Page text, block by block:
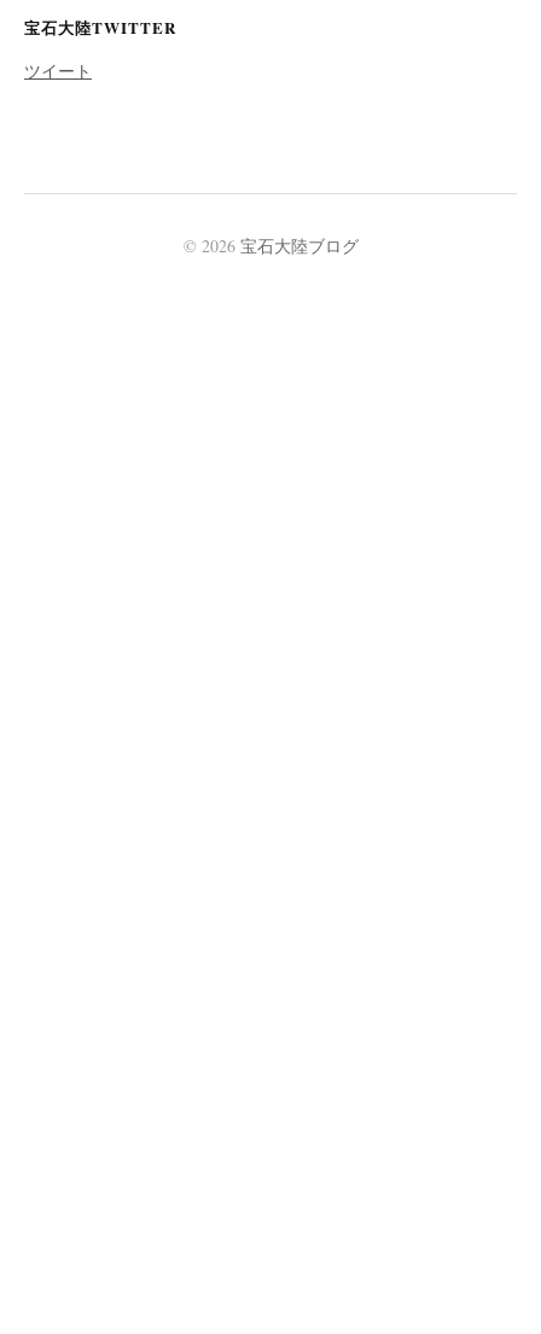
宝石大陸TWITTER
ツイート
© 2026 宝石大陸ブログ